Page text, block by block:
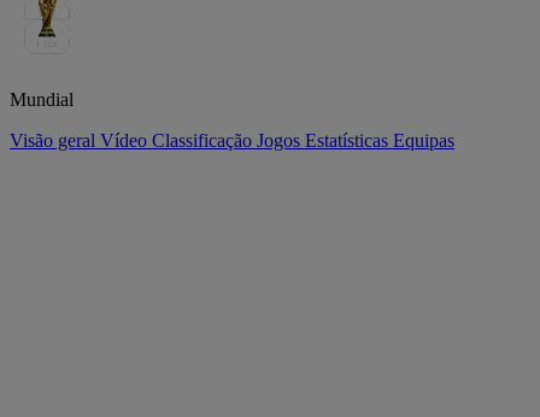
Mundial
Visão geral Vídeo Classificação Jogos Estatísticas Equipas